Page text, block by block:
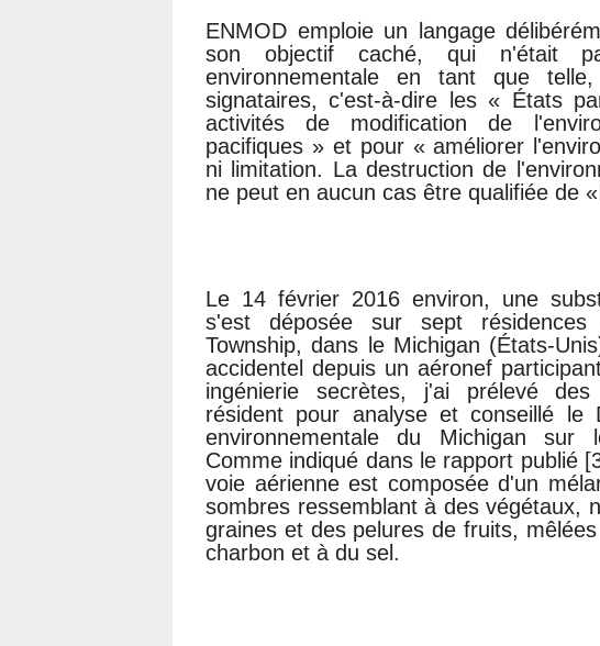
ENMOD emploie un langage
son objectif caché, qui n'était
environnementale en tant que
signataires, c'est-à-dire les « États
activités de modification de
pacifiques » et pour « améliorer
ni limitation. La destruction de
ne peut en aucun cas être qualifiée de
Le 14 février 2016 environ, une
s'est déposée sur sept
Township, dans le Michigan (États-
accidentel depuis un aéronef
ingénierie secrètes, j'ai prélevé
résident pour analyse et conseillé le
environnementale du Michigan sur
Comme indiqué dans le rapport publié
voie aérienne est composée d'un
sombres ressemblant à des végétaux,
graines et des pelures de fruits,
charbon et à du sel.